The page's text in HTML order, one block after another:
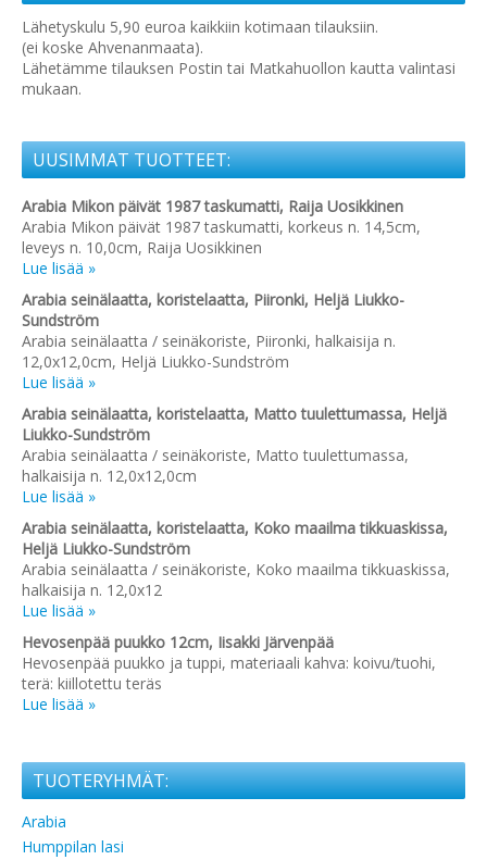
Lähetyskulu 5,90 euroa kaikkiin kotimaan tilauksiin.
(ei koske Ahvenanmaata).
Lähetämme tilauksen Postin tai Matkahuollon kautta valintasi
mukaan.
UUSIMMAT TUOTTEET:
Arabia Mikon päivät 1987 taskumatti, Raija Uosikkinen
Arabia Mikon päivät 1987 taskumatti, korkeus n. 14,5cm,
leveys n. 10,0cm, Raija Uosikkinen
Lue lisää »
Arabia seinälaatta, koristelaatta, Piironki, Heljä Liukko-
Sundström
Arabia seinälaatta / seinäkoriste, Piironki, halkaisija n.
12,0x12,0cm, Heljä Liukko-Sundström
Lue lisää »
Arabia seinälaatta, koristelaatta, Matto tuulettumassa, Heljä
Liukko-Sundström
Arabia seinälaatta / seinäkoriste, Matto tuulettumassa,
halkaisija n. 12,0x12,0cm
Lue lisää »
Arabia seinälaatta, koristelaatta, Koko maailma tikkuaskissa,
Heljä Liukko-Sundström
Arabia seinälaatta / seinäkoriste, Koko maailma tikkuaskissa,
halkaisija n. 12,0x12
Lue lisää »
Hevosenpää puukko 12cm, Iisakki Järvenpää
Hevosenpää puukko ja tuppi, materiaali kahva: koivu/tuohi,
terä: kiillotettu teräs
Lue lisää »
TUOTERYHMÄT:
Arabia
Humppilan lasi